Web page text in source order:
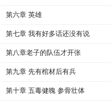
第六章 英雄
第七章 我有好多话还没有说
第八章老子的队伍才开张
第九章 先有棺材后有兵
第十章 五毒健魄 参骨壮体